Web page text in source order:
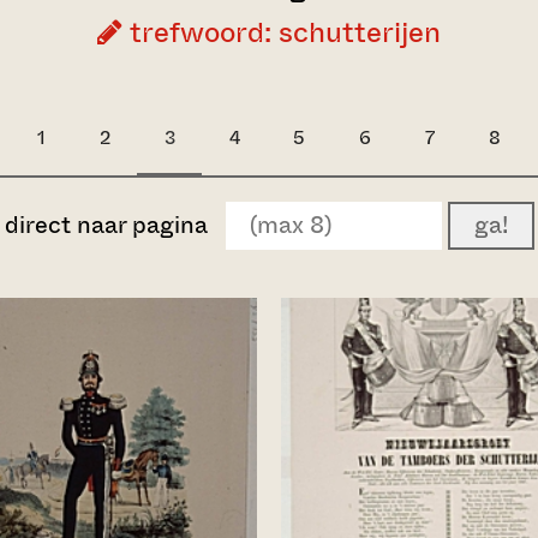
trefwoord: schutterijen
1 2 3 4 5 6 7 8
direct naar pagina ga!